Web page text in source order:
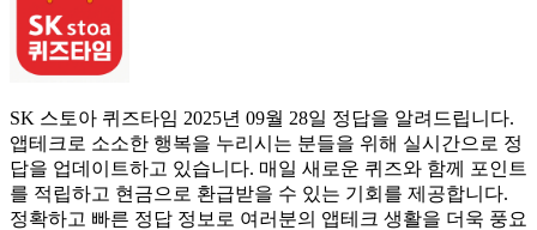
SK 스토아 퀴즈타임 2025년 09월 28일 정답을 알려드립니다.
앱테크로 소소한 행복을 누리시는 분들을 위해 실시간으로 정
답을 업데이트하고 있습니다. 매일 새로운 퀴즈와 함께 포인트
를 적립하고 현금으로 환급받을 수 있는 기회를 제공합니다.
정확하고 빠른 정답 정보로 여러분의 앱테크 생활을 더욱 풍요